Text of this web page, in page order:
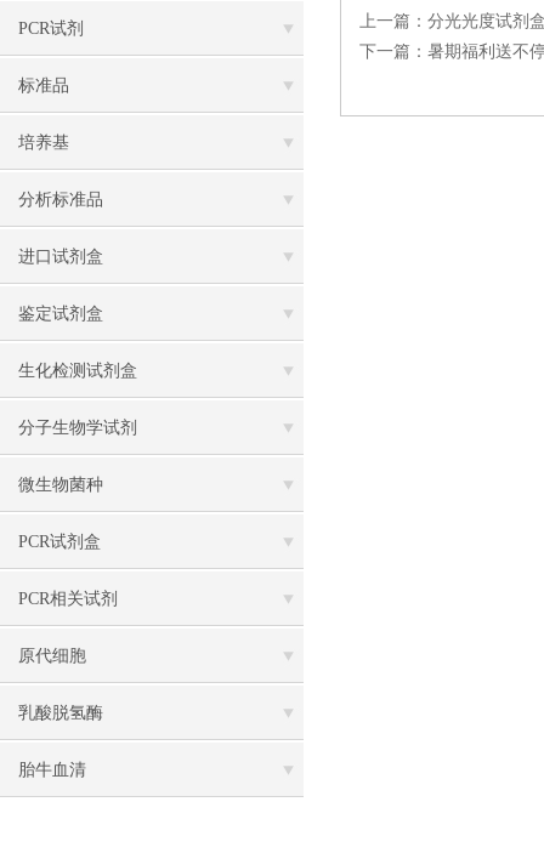
PCR试剂
标准品
培养基
分析标准品
进口试剂盒
鉴定试剂盒
生化检测试剂盒
分子生物学试剂
微生物菌种
PCR试剂盒
PCR相关试剂
原代细胞
乳酸脱氢酶
胎牛血清
上一篇： 分光光度试剂
下一篇： 暑期福利送不